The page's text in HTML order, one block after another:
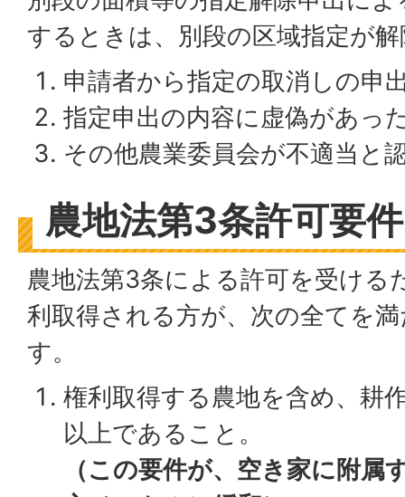
するときは、別段の区域指定が
申請者から指定の取消しの申
指定申出の内容に虚偽があっ
その他農業委員会が不適当
農地法第3条許可要件
農地法第3条による許可を受ける
利取得される方が、次の全てを
す。
権利取得する農地を含め、耕
以上であること。
（この要件が、空き家に附属